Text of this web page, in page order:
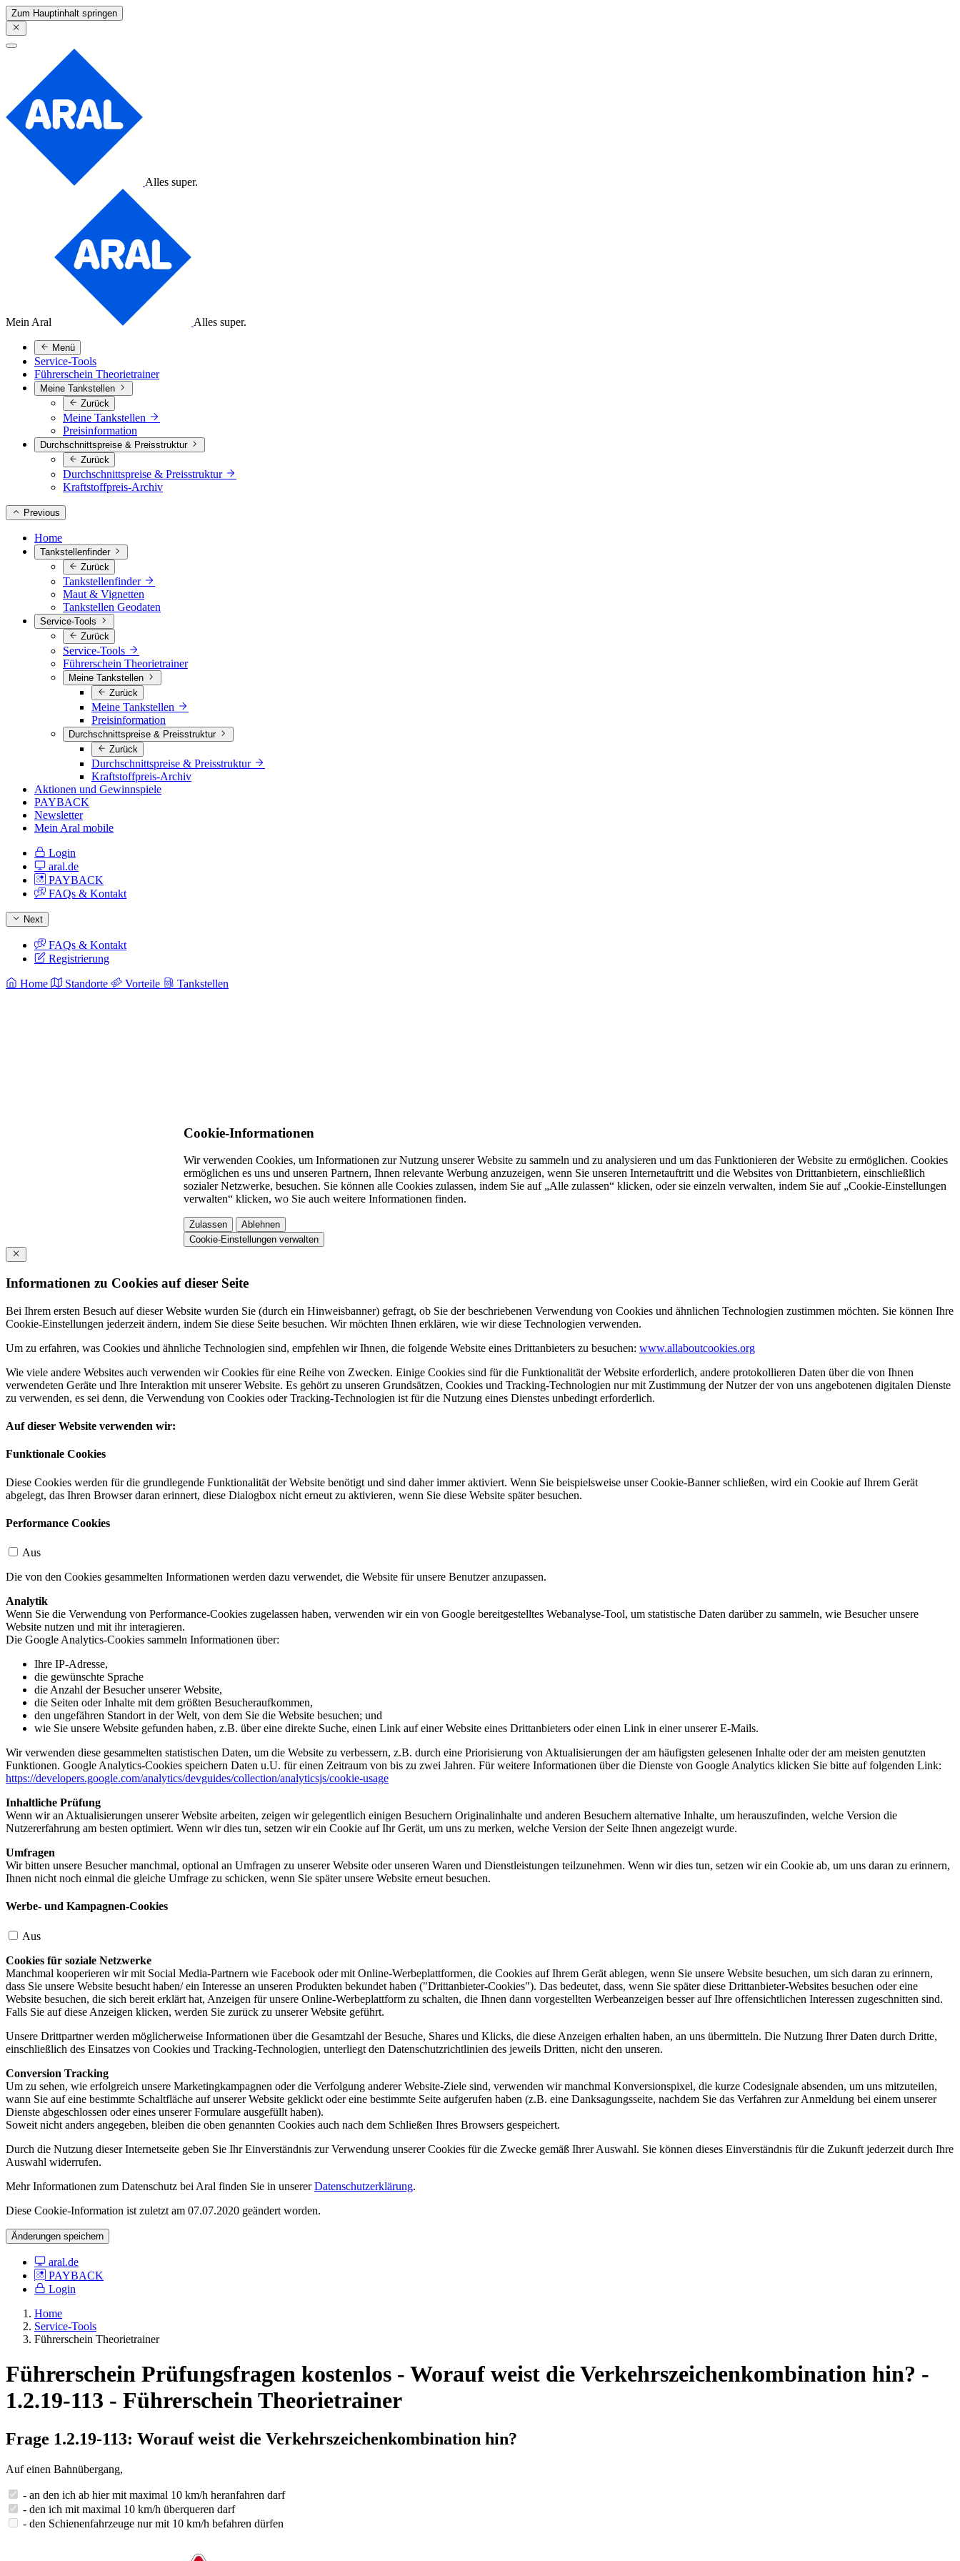
Zum Hauptinhalt springen
Alles super.
Mein Aral Alles super.
Menü
Service-Tools
Führerschein Theorietrainer
Meine Tankstellen
Zurück
Meine Tankstellen
Preisinformation
Durchschnittspreise & Preisstruktur
Zurück
Durchschnittspreise & Preisstruktur
Kraftstoffpreis-Archiv
Previous
Home
Tankstellenfinder
Zurück
Tankstellenfinder
Maut & Vignetten
Tankstellen Geodaten
Service-Tools
Zurück
Service-Tools
Führerschein Theorietrainer
Meine Tankstellen
Zurück
Meine Tankstellen
Preisinformation
Durchschnittspreise & Preisstruktur
Zurück
Durchschnittspreise & Preisstruktur
Kraftstoffpreis-Archiv
Aktionen und Gewinnspiele
PAYBACK
Newsletter
Mein Aral mobile
Login
aral.de
PAYBACK
FAQs & Kontakt
Next
FAQs & Kontakt
Registrierung
Home Standorte Vorteile Tankstellen
Cookie-Informationen
Wir verwenden Cookies, um Informationen zur Nutzung unserer Website zu sammeln und zu analysieren und um das Funktionieren der Website zu ermöglichen. Cookies
ermöglichen es uns und unseren Partnern, Ihnen relevante Werbung anzuzeigen, wenn Sie unseren Internetauftritt und die Websites von Drittanbietern, einschließlich
sozialer Netzwerke, besuchen. Sie können alle Cookies zulassen, indem Sie auf „Alle zulassen“ klicken, oder sie einzeln verwalten, indem Sie auf „Cookie-Einstellungen
verwalten“ klicken, wo Sie auch weitere Informationen finden.
Zulassen
Ablehnen
Cookie-Einstellungen verwalten
Informationen zu Cookies auf dieser Seite
Bei Ihrem ersten Besuch auf dieser Website wurden Sie (durch ein Hinweisbanner) gefragt, ob Sie der beschriebenen Verwendung von Cookies und ähnlichen Technologien zustimmen möchten. Sie können Ihre
Cookie-Einstellungen jederzeit ändern, indem Sie diese Seite besuchen. Wir möchten Ihnen erklären, wie wir diese Technologien verwenden.
Um zu erfahren, was Cookies und ähnliche Technologien sind, empfehlen wir Ihnen, die folgende Website eines Drittanbieters zu besuchen: www.allaboutcookies.org
Wie viele andere Websites auch verwenden wir Cookies für eine Reihe von Zwecken. Einige Cookies sind für die Funktionalität der Website erforderlich, andere protokollieren Daten über die von Ihnen
verwendeten Geräte und Ihre Interaktion mit unserer Website. Es gehört zu unseren Grundsätzen, Cookies und Tracking-Technologien nur mit Zustimmung der Nutzer der von uns angebotenen digitalen Dienste
zu verwenden, es sei denn, die Verwendung von Cookies oder Tracking-Technologien ist für die Nutzung eines Dienstes unbedingt erforderlich.
Auf dieser Website verwenden wir:
Funktionale Cookies
Diese Cookies werden für die grundlegende Funktionalität der Website benötigt und sind daher immer aktiviert. Wenn Sie beispielsweise unser Cookie-Banner schließen, wird ein Cookie auf Ihrem Gerät
abgelegt, das Ihren Browser daran erinnert, diese Dialogbox nicht erneut zu aktivieren, wenn Sie diese Website später besuchen.
Performance Cookies
Aus
Die von den Cookies gesammelten Informationen werden dazu verwendet, die Website für unsere Benutzer anzupassen.
Analytik
Wenn Sie die Verwendung von Performance-Cookies zugelassen haben, verwenden wir ein von Google bereitgestelltes Webanalyse-Tool, um statistische Daten darüber zu sammeln, wie Besucher unsere
Website nutzen und mit ihr interagieren.
Die Google Analytics-Cookies sammeln Informationen über:
Ihre IP-Adresse,
die gewünschte Sprache
die Anzahl der Besucher unserer Website,
die Seiten oder Inhalte mit dem größten Besucheraufkommen,
den ungefähren Standort in der Welt, von dem Sie die Website besuchen; und
wie Sie unsere Website gefunden haben, z.B. über eine direkte Suche, einen Link auf einer Website eines Drittanbieters oder einen Link in einer unserer E-Mails.
Wir verwenden diese gesammelten statistischen Daten, um die Website zu verbessern, z.B. durch eine Priorisierung von Aktualisierungen der am häufigsten gelesenen Inhalte oder der am meisten genutzten
Funktionen. Google Analytics-Cookies speichern Daten u.U. für einen Zeitraum von bis zu zwei Jahren. Für weitere Informationen über die Dienste von Google Analytics klicken Sie bitte auf folgenden Link:
https://developers.google.com/analytics/devguides/collection/analyticsjs/cookie-usage
Inhaltliche Prüfung
Wenn wir an Aktualisierungen unserer Website arbeiten, zeigen wir gelegentlich einigen Besuchern Originalinhalte und anderen Besuchern alternative Inhalte, um herauszufinden, welche Version die
Nutzererfahrung am besten optimiert. Wenn wir dies tun, setzen wir ein Cookie auf Ihr Gerät, um uns zu merken, welche Version der Seite Ihnen angezeigt wurde.
Umfragen
Wir bitten unsere Besucher manchmal, optional an Umfragen zu unserer Website oder unseren Waren und Dienstleistungen teilzunehmen. Wenn wir dies tun, setzen wir ein Cookie ab, um uns daran zu erinnern,
Ihnen nicht noch einmal die gleiche Umfrage zu schicken, wenn Sie später unsere Website erneut besuchen.
Werbe- und Kampagnen-Cookies
Aus
Cookies für soziale Netzwerke
Manchmal kooperieren wir mit Social Media-Partnern wie Facebook oder mit Online-Werbeplattformen, die Cookies auf Ihrem Gerät ablegen, wenn Sie unsere Website besuchen, um sich daran zu erinnern,
dass Sie unsere Website besucht haben/ ein Interesse an unseren Produkten bekundet haben ("Drittanbieter-Cookies"). Das bedeutet, dass, wenn Sie später diese Drittanbieter-Websites besuchen oder eine
Website besuchen, die sich bereit erklärt hat, Anzeigen für unsere Online-Werbeplattform zu schalten, die Ihnen dann vorgestellten Werbeanzeigen besser auf Ihre offensichtlichen Interessen zugeschnitten sind.
Falls Sie auf diese Anzeigen klicken, werden Sie zurück zu unserer Website geführt.
Unsere Drittpartner werden möglicherweise Informationen über die Gesamtzahl der Besuche, Shares und Klicks, die diese Anzeigen erhalten haben, an uns übermitteln. Die Nutzung Ihrer Daten durch Dritte,
einschließlich des Einsatzes von Cookies und Tracking-Technologien, unterliegt den Datenschutzrichtlinien des jeweils Dritten, nicht den unseren.
Conversion Tracking
Um zu sehen, wie erfolgreich unsere Marketingkampagnen oder die Verfolgung anderer Website-Ziele sind, verwenden wir manchmal Konversionspixel, die kurze Codesignale absenden, um uns mitzuteilen,
wann Sie auf eine bestimmte Schaltfläche auf unserer Website geklickt oder eine bestimmte Seite aufgerufen haben (z.B. eine Danksagungsseite, nachdem Sie das Verfahren zur Anmeldung bei einem unserer
Dienste abgeschlossen oder eines unserer Formulare ausgefüllt haben).
Soweit nicht anders angegeben, bleiben die oben genannten Cookies auch nach dem Schließen Ihres Browsers gespeichert.
Durch die Nutzung dieser Internetseite geben Sie Ihr Einverständnis zur Verwendung unserer Cookies für die Zwecke gemäß Ihrer Auswahl. Sie können dieses Einverständnis für die Zukunft jederzeit durch Ihre
Auswahl widerrufen.
Mehr Informationen zum Datenschutz bei Aral finden Sie in unsererDatenschutzerklärung.
Diese Cookie-Information ist zuletzt am 07.07.2020 geändert worden.
Änderungen speichern
aral.de
PAYBACK
Login
Home
Service-Tools
Führerschein Theorietrainer
Führerschein Prüfungsfragen kostenlos - Worauf weist die Verkehrszeichenkombination hin? -
1.2.19-113 - Führerschein Theorietrainer
Frage 1.2.19-113: Worauf weist die Verkehrszeichenkombination hin?
Auf einen Bahnübergang,
- an den ich ab hier mit maximal 10 km/h heranfahren darf
- den ich mit maximal 10 km/h überqueren darf
- den Schienenfahrzeuge nur mit 10 km/h befahren dürfen